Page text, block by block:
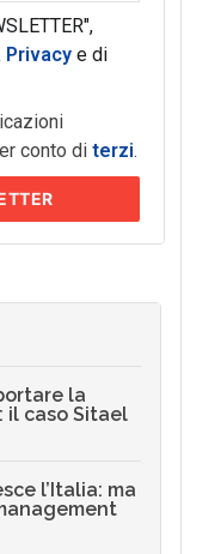
e di
conto di terzi.
la
il caso Sitael
l’Italia: ma